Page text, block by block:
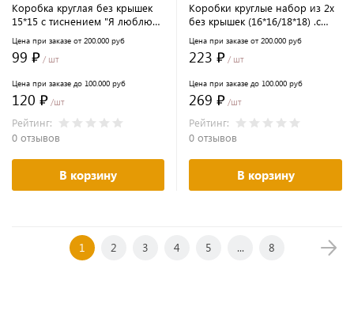
Коробка круглая без крышек
15*15 с тиснением "Я люблю
Цена при заказе от 200.000 руб
99 ₽ / шт
Цена при заказе до 100.000 руб
120 ₽ /шт
Рейтинг:
0 отзывов
В корзину
Коробки круглые набор из 2х
без крышек (16*16/18*18) .с
мама" белый
Цена при заказе от 200.000 руб
223 ₽ / шт
Цена при заказе до 100.000 руб
269 ₽ /шт
Рейтинг:
0 отзывов
В корзину
1 2 3 4 5 ... 8